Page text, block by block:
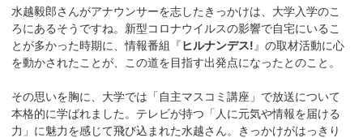
水越毅郎さんがアナウンサーを志したきっかけは、大学入学のこ
ろにあるそうですね。新型コロナウイルスの影響で自宅にいるこ
とが多かった時期に、情報番組『ヒルナンデス! 』の取材活動に心
を動かされたことが、この道を目指す出発点になったとのこと。
その思いを胸に、大学では「自主マスコミ講座」で放送について
本格的に学ばれました。テレビが持つ「人に元気や情報を届ける
力」に魅力を感じて飛び込まれた水越さん。きっかけがはっきり